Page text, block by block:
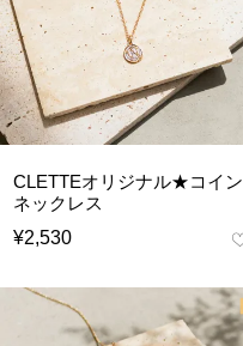
CLETTEオリジナル★コイン
ネックレス
¥2,530